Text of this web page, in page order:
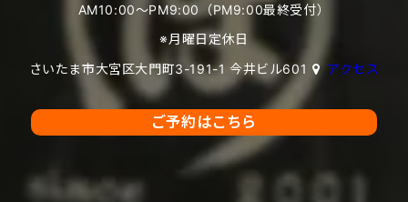
AM10:00～PM9:00（PM9:00最終受付）
※月曜日定休日
さいたま市大宮区大門町3-191-1 今井ビル601
アクセス
ご予約はこちら